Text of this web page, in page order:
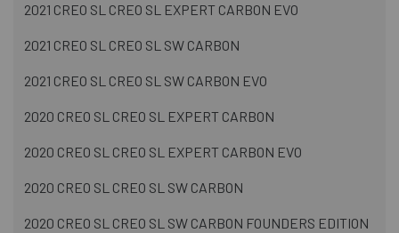
2021 CREO SL CREO SL EXPERT CARBON EVO
2021 CREO SL CREO SL SW CARBON
2021 CREO SL CREO SL SW CARBON EVO
2020 CREO SL CREO SL EXPERT CARBON
2020 CREO SL CREO SL EXPERT CARBON EVO
2020 CREO SL CREO SL SW CARBON
2020 CREO SL CREO SL SW CARBON FOUNDERS EDITION